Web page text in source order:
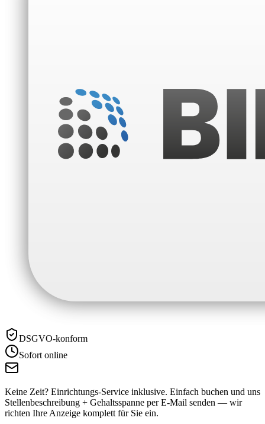
DSGVO-konform
Sofort online
Keine Zeit? Einrichtungs-Service inklusive. Einfach buchen und uns
Stellenbeschreibung + Gehaltsspanne per E-Mail senden — wir
richten Ihre Anzeige komplett für Sie ein.